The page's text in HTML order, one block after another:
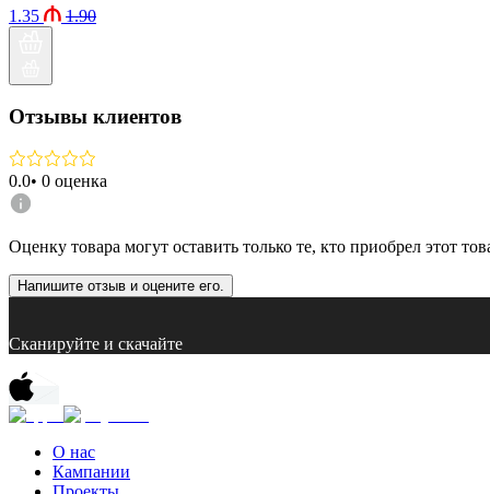
1.35 1.90
Отзывы клиентов
0.0• 0 оценка
Оценку товара могут оставить только те, кто приобрел этот
Напишите отзыв и оцените его.
Сканируйте и скачайте
О нас
Кампании